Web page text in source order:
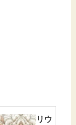
リウ